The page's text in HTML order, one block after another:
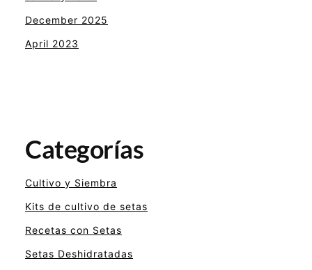
December 2025
April 2023
Categorías
Cultivo y Siembra
Kits de cultivo de setas
Recetas con Setas
Setas Deshidratadas